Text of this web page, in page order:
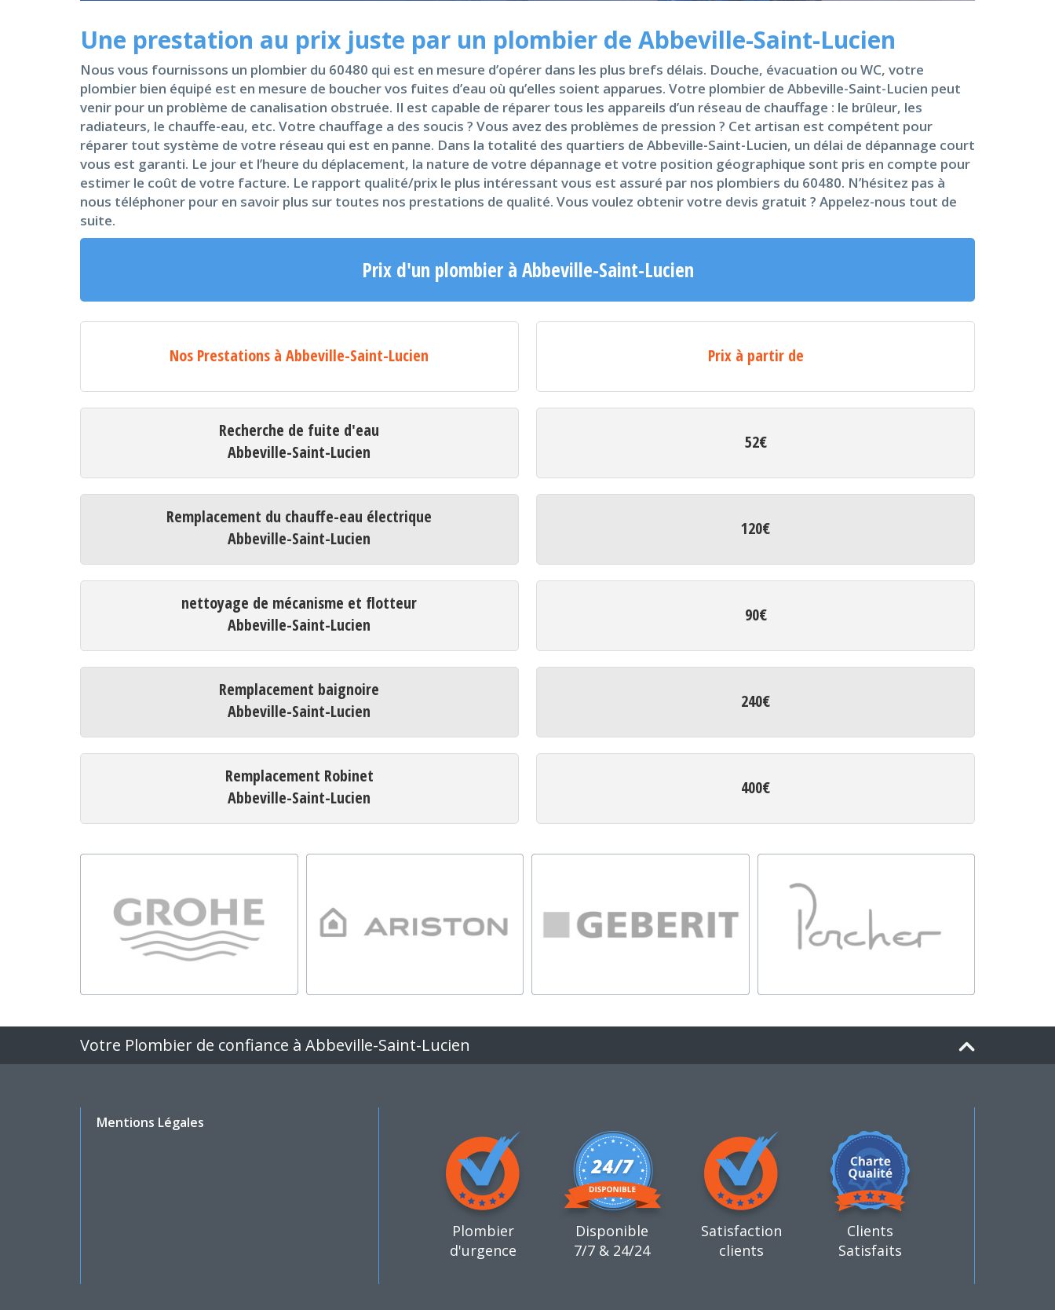
Une prestation au prix juste par un plombier de Abbeville-Saint-Lucien
Nous vous fournissons un plombier du 60480 qui est en mesure d’opérer dans les plus brefs délais. Douche, évacuation ou WC, votre
plombier bien équipé est en mesure de boucher vos fuites d’eau où qu’elles soient apparues. Votre plombier de Abbeville-Saint-Lucien peut
venir pour un problème de canalisation obstruée. Il est capable de réparer tous les appareils d’un réseau de chauffage : le brûleur, les
radiateurs, le chauffe-eau, etc. Votre chauffage a des soucis ? Vous avez des problèmes de pression ? Cet artisan est compétent pour
réparer tout système de votre réseau qui est en panne. Dans la totalité des quartiers de Abbeville-Saint-Lucien, un délai de dépannage court
vous est garanti. Le jour et l’heure du déplacement, la nature de votre dépannage et votre position géographique sont pris en compte pour
estimer le coût de votre facture. Le rapport qualité/prix le plus intéressant vous est assuré par nos plombiers du 60480. N’hésitez pas à
nous téléphoner pour en savoir plus sur toutes nos prestations de qualité. Vous voulez obtenir votre devis gratuit ? Appelez-nous tout de
suite.
Prix d'un plombier à Abbeville-Saint-Lucien
Nos Prestations à Abbeville-Saint-Lucien Prix à partir de
Recherche de fuite d'eau
Abbeville-Saint-Lucien
52€
Remplacement du chauffe-eau électrique
Abbeville-Saint-Lucien
120€
nettoyage de mécanisme et flotteur
Abbeville-Saint-Lucien
90€
Remplacement baignoire
Abbeville-Saint-Lucien
240€
Remplacement Robinet
Abbeville-Saint-Lucien
400€
Votre Plombier de confiance à Abbeville-Saint-Lucien
Mentions Légales
Plombier
d'urgence
Disponible
7/7 & 24/24
Satisfaction
clients
Clients
Satisfaits